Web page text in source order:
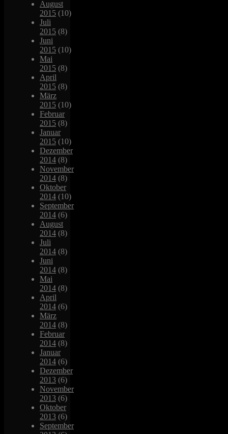
August
2015 (10)
Juli
2015 (8)
Juni
2015 (10)
Mai
2015 (8)
April
2015 (8)
März
2015 (10)
Februar
2015 (8)
Januar
2015 (10)
Dezember
2014 (8)
November
2014 (8)
Oktober
2014 (10)
September
2014 (6)
August
2014 (8)
Juli
2014 (8)
Juni
2014 (8)
Mai
2014 (8)
April
2014 (6)
März
2014 (8)
Februar
2014 (8)
Januar
2014 (6)
Dezember
2013 (6)
November
2013 (6)
Oktober
2013 (6)
September